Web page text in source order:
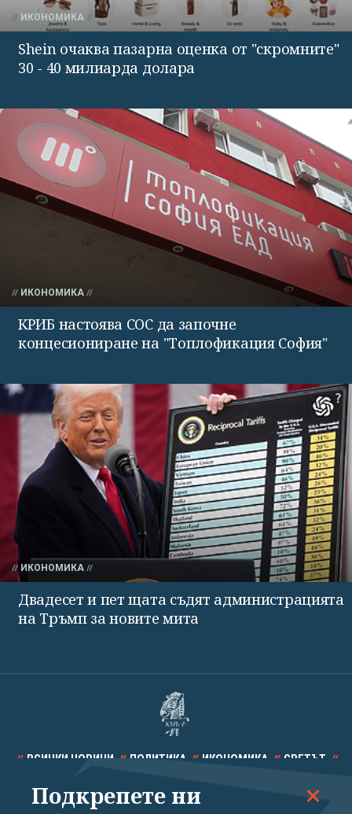
ИКОНОМИКА
Shein очаква пазарна оценка от "скромните"
30 - 40 милиарда долара
ИКОНОМИКА
КРИБ настоява СОС да започне
концесиониране на "Топлофикация София"
ИКОНОМИКА
Двадесет и пет щата съдят администрацията
на Тръмп за новите мита
ВСИЧКИ НОВИНИ ПОЛИТИКА ИКОНОМИКА СВЕТЪТ
СПОРТ КУЛТУРА ТЕХНОЛОГИИ КАЛЕЙДОСКОП
Подкрепете ни